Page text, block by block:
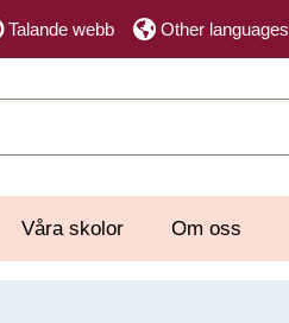
Talande webb Other languages
Våra skolor Om oss